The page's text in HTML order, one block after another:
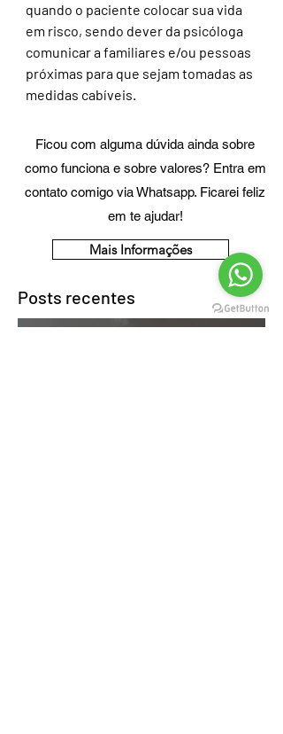
quando o paciente colocar sua vida
em risco, sendo dever da psicóloga
comunicar a familiares e/ou pessoas
próximas para que sejam tomadas as
medidas cabíveis.
Ficou com alguma dúvida ainda sobre
como funciona e sobre valores? Entra em
contato comigo via Whatsapp. Ficarei feliz
em te ajudar!
Mais Informações
Posts recentes